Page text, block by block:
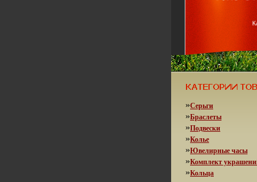
»Серьги
»Браслеты
»Подвески
»Колье
»Ювелирные часы
»Комплект
»Кольца